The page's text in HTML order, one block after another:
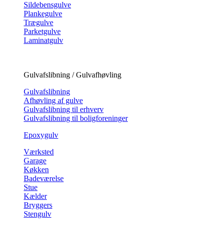
Sildebensgulve
Plankegulve
Trægulve
Parketgulve
Laminatgulv
Gulvafslibning / Gulvafhøvling
Gulvafslibning
Afhøvling af gulve
Gulvafslibning til erhverv
Gulvafslibning til boligforeninger
Epoxygulv
Værksted
Garage
Køkken
Badeværelse
Stue
Kælder
Bryggers
Stengulv